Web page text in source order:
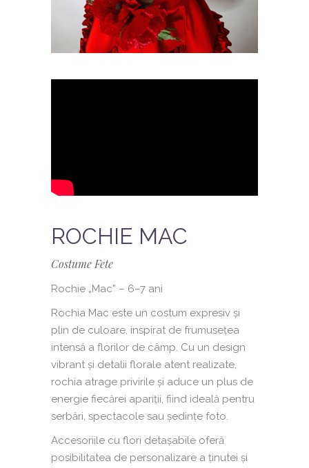
ROCHIE MAC
Costume Fete
Rochie „Mac” – 6–7 ani
Rochia Mac este un costum expresiv și
plin de culoare, inspirat de frumusețea
intensă a florilor de câmp. Cu un design
vibrant și detalii florale atent realizate,
rochia atrage privirile și aduce un plus de
energie fiecărei apariții, fiind ideală pentru
serbări, spectacole sau ședințe foto.
Accesoriile cu flori detașabile oferă
posibilitatea de personalizare a ținutei și